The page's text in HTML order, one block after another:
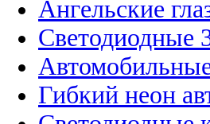
Ангельские
Светодиодные
Гибкий неон